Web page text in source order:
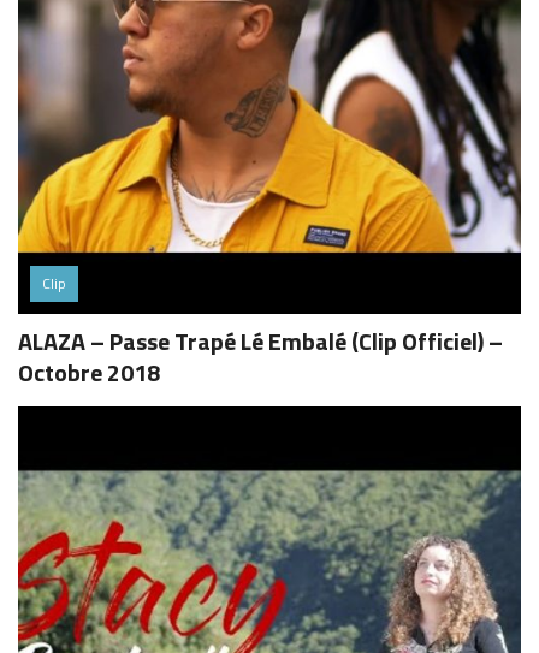
Clip
ALAZA – Passe Trapé Lé Embalé (Clip Officiel) –
Octobre 2018